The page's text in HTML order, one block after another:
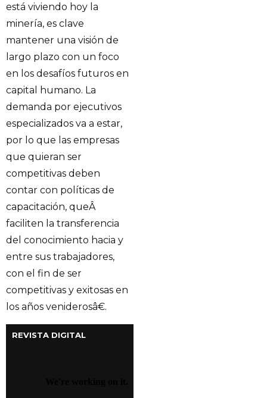
está viviendo hoy la
minería, es clave
mantener una visión de
largo plazo con un foco
en los desafíos futuros en
capital humano. La
demanda por ejecutivos
especializados va a estar,
por lo que las empresas
que quieran ser
competitivas deben
contar con políticas de
capacitación, queÂ
faciliten la transferencia
del conocimiento hacia y
entre sus trabajadores,
con el fin de ser
competitivas y exitosas en
los años veniderosâ€.
REVISTA DIGITAL